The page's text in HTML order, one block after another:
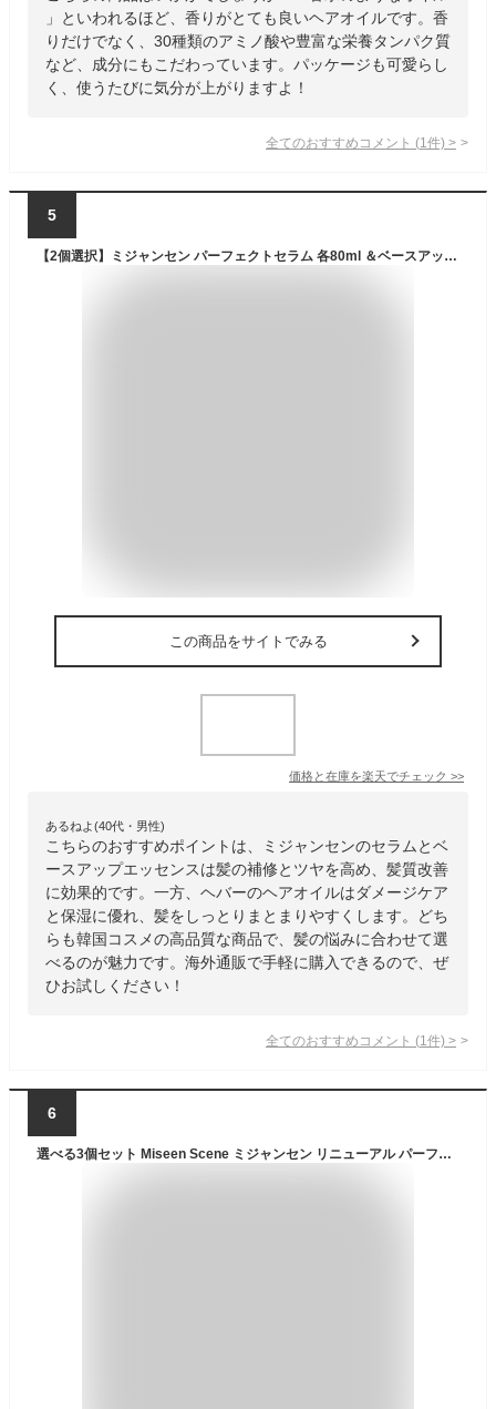
」といわれるほど、香りがとても良いヘアオイルです。香
りだけでなく、30種類のアミノ酸や豊富な栄養タンパク質
など、成分にもこだわっています。パッケージも可愛らし
く、使うたびに気分が上がりますよ！
全てのおすすめコメント (1 件) >
5
【2個選択】ミジャンセン パーフェクトセラム 各80ml ＆ベースアップ エッセンス 200ml または【4個選択】 HAIBURR(ヘバー) ヘアオイル エリクサー セラム 各100ml (流さないトリートメント) ダメージ ヘアオイル 韓国コスメ【海外通販】
この商品をサイトでみる
価格と在庫を楽天でチェック >>
あるねよ(40代・男性)
こちらのおすすめポイントは、ミジャンセンのセラムとベ
ースアップエッセンスは髪の補修とツヤを高め、髪質改善
に効果的です。一方、ヘバーのヘアオイルはダメージケア
と保湿に優れ、髪をしっとりまとまりやすくします。どち
らも韓国コスメの高品質な商品で、髪の悩みに合わせて選
べるのが魅力です。海外通販で手軽に購入できるので、ぜ
ひお試しください！
全てのおすすめコメント (1 件) >
6
選べる3個セット Miseen Scene ミジャンセン リニューアル パーフェクトセラム 5種 各80ml ヘアオイル ダメージケア 正規品 韓国コスメ